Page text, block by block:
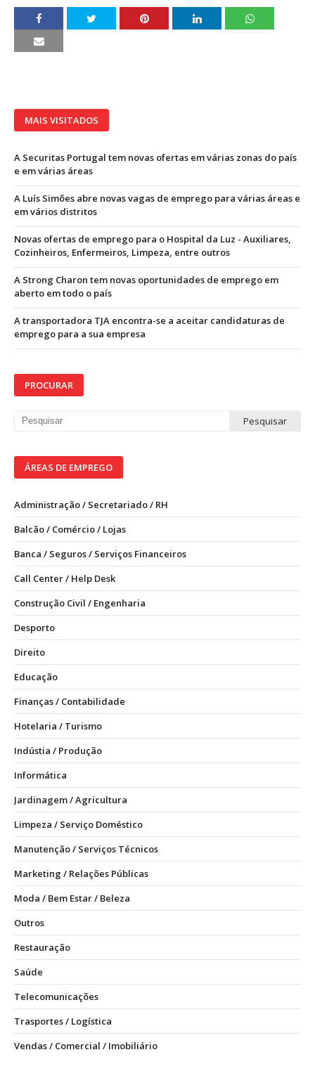
MAIS VISITADOS
A Securitas Portugal tem novas ofertas em várias zonas do país
e em várias áreas
A Luís Simões abre novas vagas de emprego para várias áreas e
em vários distritos
Novas ofertas de emprego para o Hospital da Luz - Auxiliares,
Cozinheiros, Enfermeiros, Limpeza, entre outros
A Strong Charon tem novas oportunidades de emprego em
aberto em todo o país
A transportadora TJA encontra-se a aceitar candidaturas de
emprego para a sua empresa
PROCURAR
ÁREAS DE EMPREGO
Administração / Secretariado / RH
Balcão / Comércio / Lojas
Banca / Seguros / Serviços Financeiros
Call Center / Help Desk
Construção Civil / Engenharia
Desporto
Direito
Educação
Finanças / Contabilidade
Hotelaria / Turismo
Indústia / Produção
Informática
Jardinagem / Agricultura
Limpeza / Serviço Doméstico
Manutenção / Serviços Técnicos
Marketing / Relações Públicas
Moda / Bem Estar / Beleza
Outros
Restauração
Saúde
Telecomunicações
Trasportes / Logística
Vendas / Comercial / Imobiliário